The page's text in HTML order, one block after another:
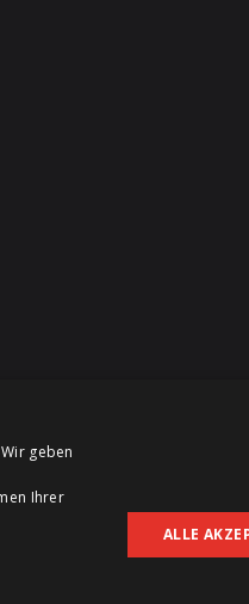
geben
Ihrer
ALLE